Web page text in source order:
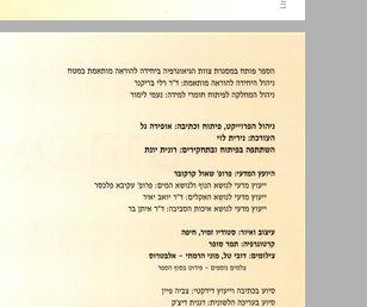
תוכן העניינים ... 3